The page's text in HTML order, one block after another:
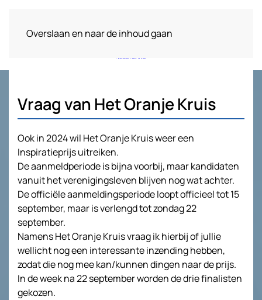
Overslaan en naar de inhoud gaan
Vraag van Het Oranje Kruis
Ook in 2024 wil Het Oranje Kruis weer een
Inspiratieprijs uitreiken.
De aanmeldperiode is bijna voorbij, maar kandidaten
vanuit het verenigingsleven blijven nog wat achter.
De officiële aanmeldingsperiode loopt officieel tot 15
september, maar is verlengd tot zondag 22
september.
Namens Het Oranje Kruis vraag ik hierbij of jullie
wellicht nog een interessante inzending hebben,
zodat die nog mee kan/kunnen dingen naar de prijs.
In de week na 22 september worden de drie finalisten
gekozen.